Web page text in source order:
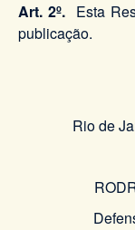
Art. 2º. Esta
publicação.
Rio de